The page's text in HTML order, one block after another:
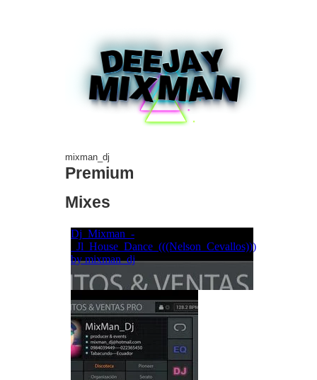
mixman_dj
Premium
Mixes